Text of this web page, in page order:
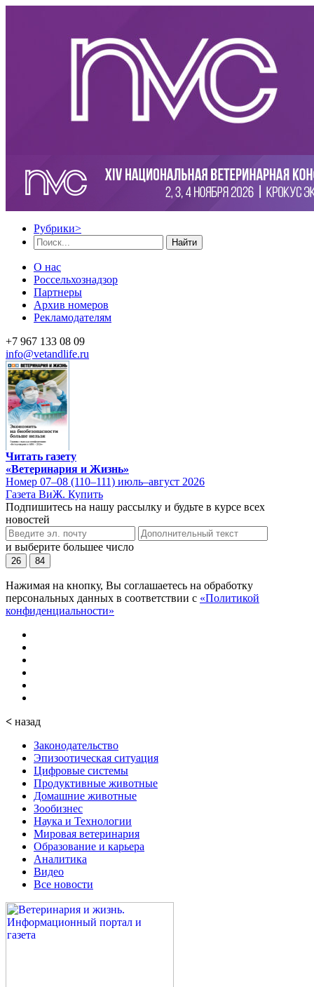
Рубрики>
Найти
О нас
Россельхознадзор
Партнеры
Архив номеров
Рекламодателям
+7 967 133 08 09
info@vetandlife.ru
Читать газету
«Ветеринария и Жизнь»
Номер 07–08 (110–111) июль–август 2026
Газета ВиЖ. Купить
Подпишитесь на нашу рассылку и будьте в курсе всех
новостей
и выберите большее число
26 84
Нажимая на кнопку, Вы соглашаетесь на обработку
персональных данных в соответствии с «Политикой
конфиденциальности»
< назад
Законодательство
Эпизоотическая ситуация
Цифровые системы
Продуктивные животные
Домашние животные
Зообизнес
Наука и Технологии
Мировая ветеринария
Образование и карьера
Аналитика
Видео
Все новости